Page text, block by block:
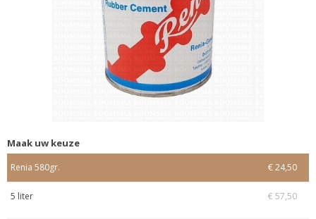
Maak uw keuze
Renia 580gr. € 24,50
5 liter € 57,50